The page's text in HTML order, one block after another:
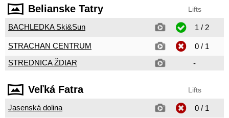
Belianske Tatry Lifts
BACHLEDKA Ski&Sun 1 / 2
STRACHAN CENTRUM
0 / 1
STREDNICA ŽDIAR
-
Veľká Fatra Lifts
Jasenská dolina 0 / 1